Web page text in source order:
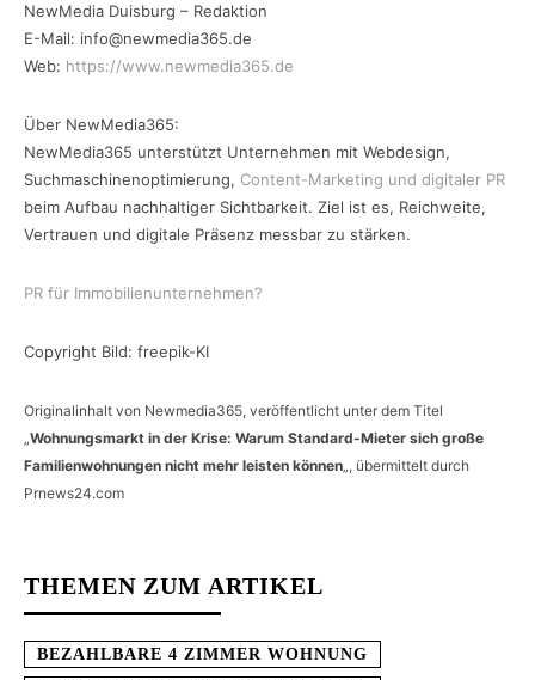
NewMedia Duisburg – Redaktion
E-Mail: info@newmedia365.de
Web: https://www.newmedia365.de
Über NewMedia365:
NewMedia365 unterstützt Unternehmen mit Webdesign,
Suchmaschinenoptimierung, Content-Marketing und digitaler PR
beim Aufbau nachhaltiger Sichtbarkeit. Ziel ist es, Reichweite,
Vertrauen und digitale Präsenz messbar zu stärken.
PR für Immobilienunternehmen?
Copyright Bild: freepik-KI
Originalinhalt von Newmedia365, veröffentlicht unter dem Titel
„Wohnungsmarkt in der Krise: Warum Standard-Mieter sich große
Familienwohnungen nicht mehr leisten können„, übermittelt durch
Prnews24.com
THEMEN ZUM ARTIKEL
BEZAHLBARE 4 ZIMMER WOHNUNG